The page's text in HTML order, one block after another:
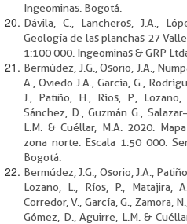
Ingeominas. Bogotá.
Dávila, C., Lancheros, J.A.,
Geología de las planchas 27
1:100 000. Ingeominas & GRP
Bermúdez, J.G., Osorio, J.A.,
A., Oviedo J.A., García, G.,
J., Patiño, H., Ríos, P., Lozano,
Sánchez, D., Guzmán G.,
L.M. & Cuéllar, M.A. 2020.
zona norte. Escala 1:50 000.
Bogotá.
Bermúdez, J.G., Osorio, J.A.,
Lozano, L., Ríos, P., Matajira,
Corredor, V., García, G., Zamora,
Gómez, D., Aguirre, L.M. &